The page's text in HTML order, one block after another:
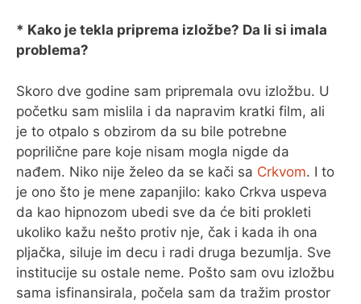
* Kako je tekla priprema izložbe? Da li si imala
problema?
Skoro dve godine sam pripremala ovu izložbu. U
početku sam mislila i da napravim kratki film, ali
je to otpalo s obzirom da su bile potrebne
poprilične pare koje nisam mogla nigde da
nađem. Niko nije želeo da se kači sa Crkvom. I to
je ono što je mene zapanjilo: kako Crkva uspeva
da kao hipnozom ubedi sve da će biti prokleti
ukoliko kažu nešto protiv nje, čak i kada ih ona
pljačka, siluje im decu i radi druga bezumlja. Sve
institucije su ostale neme. Pošto sam ovu izložbu
sama isfinansirala, počela sam da tražim prostor